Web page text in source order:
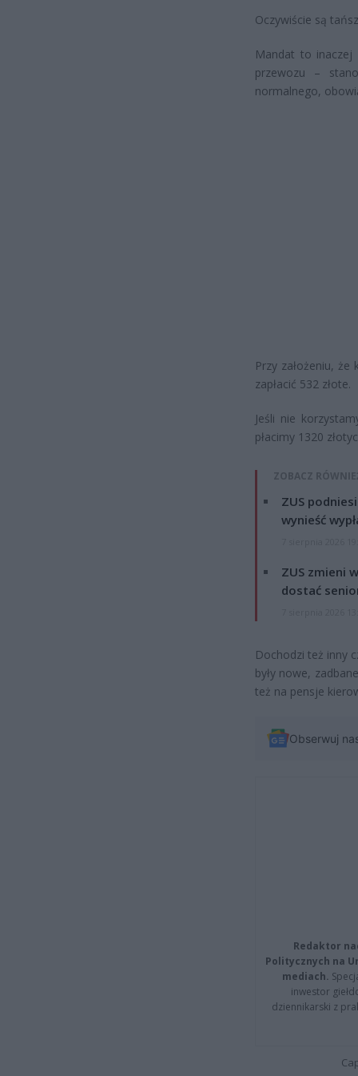
Oczywiście są
Mandat to inaczej
przewozu –
normalnego,
Przy założeniu,
zapłacić 532 złote.
Jeśli nie
płacimy 1320
ZOBACZ
ZUS
wynieść
ZUS zmieni
dostać
Dochodzi też inny
były nowe,
też na pensje
Obserwuj
Redaktor
Politycznych na
mediach.
inwestor
dziennikarski z